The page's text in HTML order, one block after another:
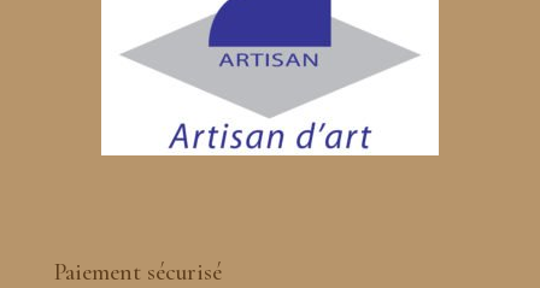
Paiement sécurisé